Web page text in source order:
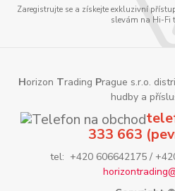
Zaregistrujte se a získejte exkluzivní
slevám na Hi-Fi
Horizon Trading Prague s.r.o.
hudby a
333 663
tel: +420 606642175 /